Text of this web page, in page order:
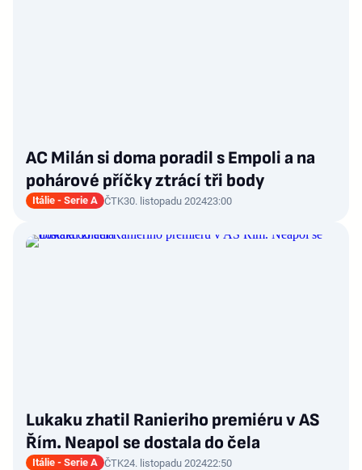
AC Milán si doma poradil s Empoli a na
pohárové příčky ztrácí tři body
Itálie - Serie A ČTK30. listopadu 202423:00
Lukaku zhatil Ranieriho premiéru v AS
Řím. Neapol se dostala do čela
Itálie - Serie A ČTK24. listopadu 202422:50